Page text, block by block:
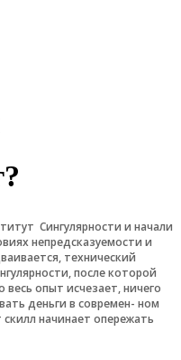
Сингулярности и начали
непредсказуемости и
технический
после которой
опыт исчезает, ничего
деньги в современ- ном
начинает опережать